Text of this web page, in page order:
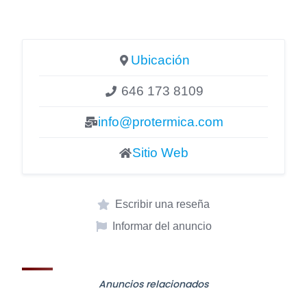
Ubicación
646 173 8109
info@protermica.com
Sitio Web
Escribir una reseña
Informar del anuncio
Anuncios relacionados